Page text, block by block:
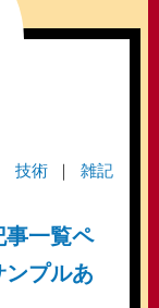
技術 雑記
事一覧ペ
ンプルあ